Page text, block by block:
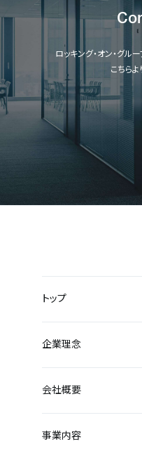
ロッキング・オン・グル
こちらよ
トップ
企業理念
会社概要
事業内容